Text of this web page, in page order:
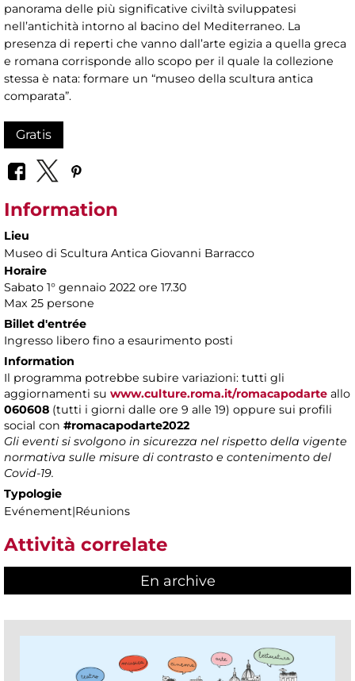
panorama delle più significative civiltà sviluppatesi
nell’antichità intorno al bacino del Mediterraneo. La
presenza di reperti che vanno dall’arte egizia a quella greca
e romana corrisponde allo scopo per il quale la collezione
stessa è nata: formare un “museo della scultura antica
comparata”.
Gratis
Information
Lieu
Museo di Scultura Antica Giovanni Barracco
Horaire
Sabato 1° gennaio 2022 ore 17.30
Max 25 persone
Billet d'entrée
Ingresso libero fino a esaurimento posti
Information
Il programma potrebbe subire variazioni: tutti gli
aggiornamenti su www.culture.roma.it/romacapodarte allo
060608 (tutti i giorni dalle ore 9 alle 19) oppure sui profili
social con #romacapodarte2022
Gli eventi si svolgono in sicurezza nel rispetto della vigente
normativa sulle misure di contrasto e contenimento del
Covid-19.
Typologie
Evénement|Réunions
Attività correlate
En archive